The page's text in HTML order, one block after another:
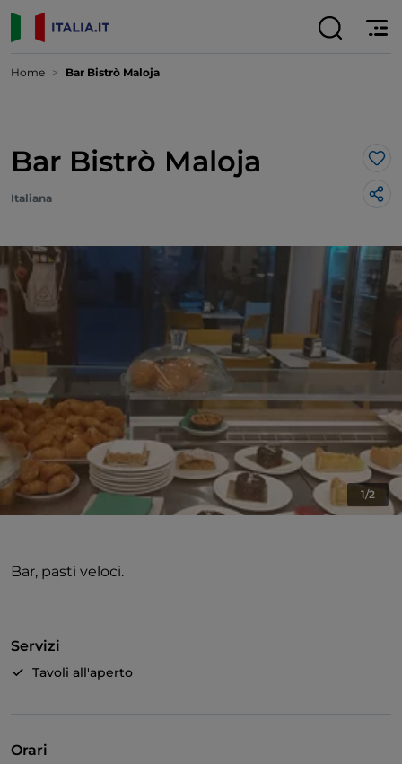
Home Bar Bistrò Maloja
Bar Bistrò Maloja
Italiana
1/2
Bar, pasti veloci.
Servizi
Tavoli all'aperto
Orari